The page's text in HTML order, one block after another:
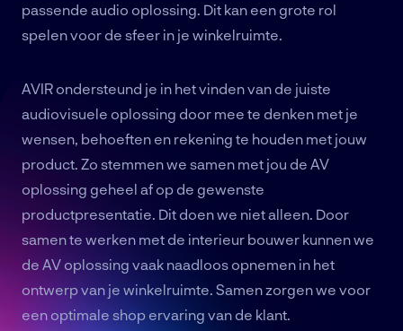
passende audio oplossing. Dit kan een grote rol
spelen voor de sfeer in je winkelruimte.
AVIR ondersteund je in het vinden van de juiste
audiovisuele oplossing door mee te denken met je
wensen, behoeften en rekening te houden met jouw
product. Zo stemmen we samen met jou de AV
oplossing geheel af op de gewenste
productpresentatie. Dit doen we niet alleen. Door
samen te werken met de interieur bouwer kunnen we
de AV oplossing vaak naadloos opnemen in het
ontwerp van je winkelruimte. Samen zorgen we voor
een optimale shop ervaring van de klant.